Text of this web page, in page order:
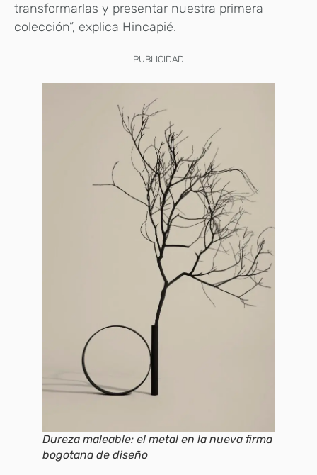
transformarlas y presentar nuestra primera
colección”, explica Hincapié.
PUBLICIDAD
Dureza maleable: el metal en la nueva firma
bogotana de diseño